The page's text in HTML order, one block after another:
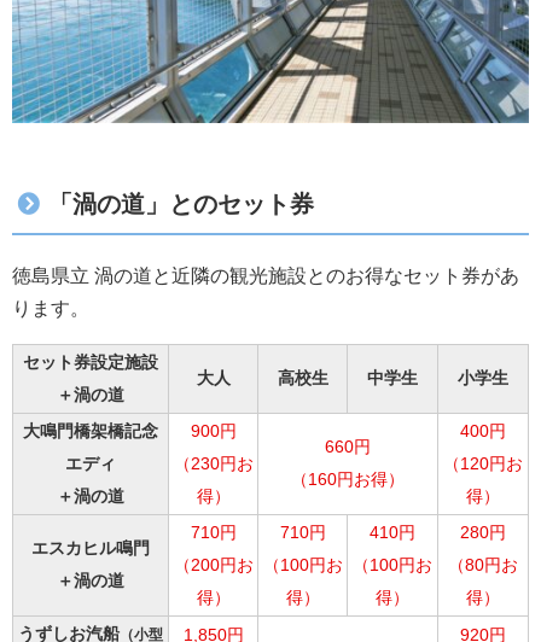
「渦の道」とのセット券
徳島県立 渦の道と近隣の観光施設とのお得なセット券があ
ります。
セット券設定施設
＋渦の道
大人 高校生 中学生 小学生
大鳴門橋架橋記念
エディ
＋渦の道
900円
（230円お
得）
660円
（160円お得）
400円
（120円お
得）
エスカヒル鳴門
＋渦の道
710円
（200円お
得）
710円
（100円お
得）
410円
（100円お
得）
280円
（80円お
得）
うずしお汽船 （小型
1,850円
920円